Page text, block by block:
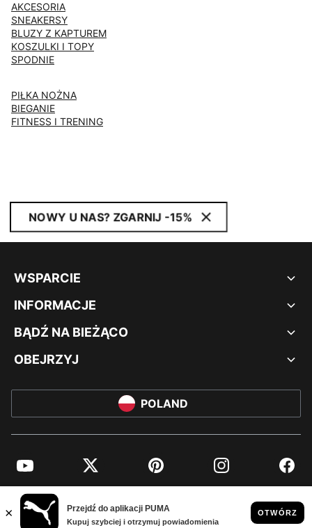
AKCESORIA
SNEAKERSY
BLUZY Z KAPTUREM
KOSZULKI I TOPY
SPODNIE
PIŁKA NOŻNA
BIEGANIE
FITNESS I TRENING
NOWY U NAS? ZGARNIJ -15%
WSPARCIE
INFORMACJE
BĄDŹ NA BIEŻĄCO
OBEJRZYJ
POLAND
YouTube Twitter Pinterest Instagram
© PUMA EUROPE GMBH, 2026. WSZYSTKIE PRAWA ZASTRZEŻONE
NADRUK FIRMOWY I DANE PRAWNE